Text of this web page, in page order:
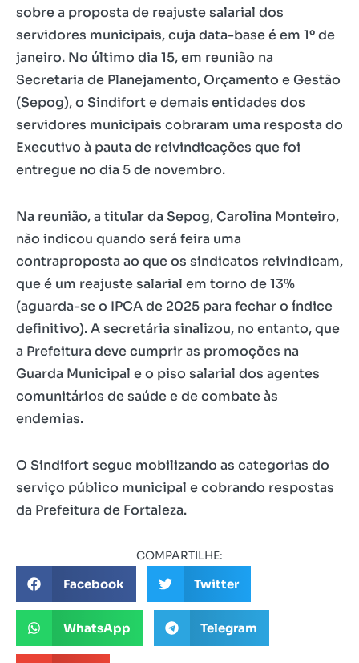
sobre a proposta de reajuste salarial dos
servidores municipais, cuja data-base é em 1º de
janeiro. No último dia 15, em reunião na
Secretaria de Planejamento, Orçamento e Gestão
(Sepog), o Sindifort e demais entidades dos
servidores municipais cobraram uma resposta do
Executivo à pauta de reivindicações que foi
entregue no dia 5 de novembro.
Na reunião, a titular da Sepog, Carolina Monteiro,
não indicou quando será feira uma
contraproposta ao que os sindicatos reivindicam,
que é um reajuste salarial em torno de 13%
(aguarda-se o IPCA de 2025 para fechar o índice
definitivo). A secretária sinalizou, no entanto, que
a Prefeitura deve cumprir as promoções na
Guarda Municipal e o piso salarial dos agentes
comunitários de saúde e de combate às
endemias.
O Sindifort segue mobilizando as categorias do
serviço público municipal e cobrando respostas
da Prefeitura de Fortaleza.
COMPARTILHE:
Facebook Twitter
WhatsApp Telegram